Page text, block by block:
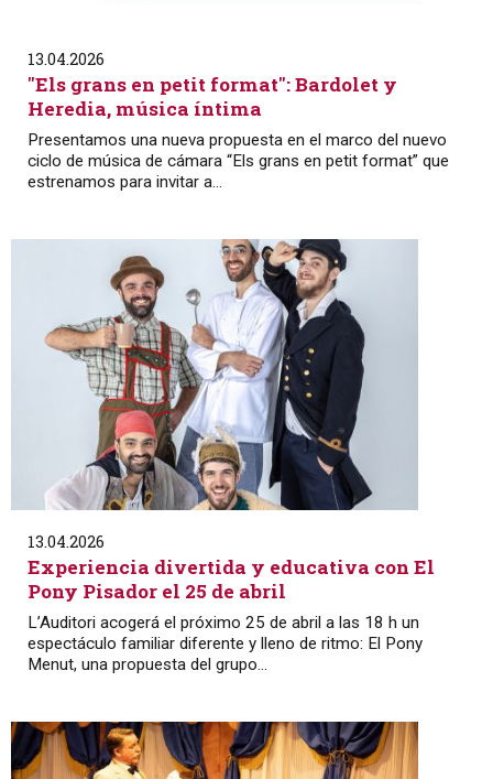
13.04.2026
"Els grans en petit format": Bardolet y
Heredia, música íntima
Presentamos una nueva propuesta en el marco del nuevo
ciclo de música de cámara “Els grans en petit format” que
estrenamos para invitar a...
13.04.2026
Experiencia divertida y educativa con El
Pony Pisador el 25 de abril
L’Auditori acogerá el próximo 25 de abril a las 18 h un
espectáculo familiar diferente y lleno de ritmo: El Pony
Menut, una propuesta del grupo...